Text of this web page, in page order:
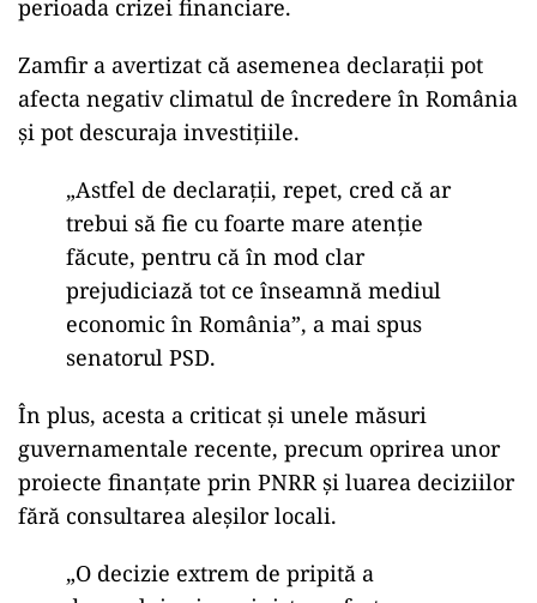
perioada crizei financiare.
Zamfir a avertizat că asemenea declarații pot
afecta negativ climatul de încredere în România
și pot descuraja investițiile.
„Astfel de declarații, repet, cred că ar
trebui să fie cu foarte mare atenție
făcute, pentru că în mod clar
prejudiciază tot ce înseamnă mediul
economic în România”, a mai spus
senatorul PSD.
În plus, acesta a criticat și unele măsuri
guvernamentale recente, precum oprirea unor
proiecte finanțate prin PNRR și luarea deciziilor
fără consultarea aleșilor locali.
„O decizie extrem de pripită a